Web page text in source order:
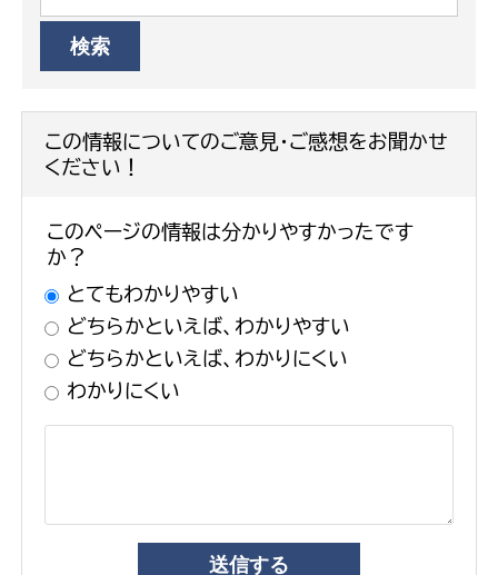
この情報についてのご意見・ご感想をお聞かせ
ください！
このページの情報は分かりやすかったです
か？
とてもわかりやすい
どちらかといえば、わかりやすい
どちらかといえば、わかりにくい
わかりにくい